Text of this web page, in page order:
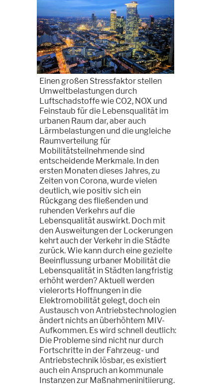
Einen großen Stressfaktor stellen
Umweltbelastungen durch
Luftschadstoffe wie CO2, NOX und
Feinstaub für die Lebensqualität im
urbanen Raum dar, aber auch
Lärmbelastungen und die ungleiche
Raumverteilung für
Mobilitätsteilnehmende sind
entscheidende Merkmale. In den
ersten Monaten dieses Jahres, zu
Zeiten von Corona, wurde vielen
deutlich, wie positiv sich ein
Rückgang des fließenden und
ruhenden Verkehrs auf die
Lebensqualität auswirkt. Doch mit
den Ausweitungen der Lockerungen
kehrt auch der Verkehr in die Städte
zurück. Wie kann durch eine gezielte
Beeinflussung urbaner Mobilität die
Lebensqualität in Städten langfristig
erhöht werden? Aktuell werden
vielerorts Hoffnungen in die
Elektromobilität gelegt, doch ein
Austausch von Antriebstechnologien
ändert nichts an überhöhtem MIV-
Aufkommen. Es wird schnell deutlich:
Die Probleme sind nicht nur durch
Fortschritte in der Fahrzeug- und
Antriebstechnik lösbar, es existiert
auch ein Anspruch an kommunale
Instanzen zur Maßnahmeninitiierung.